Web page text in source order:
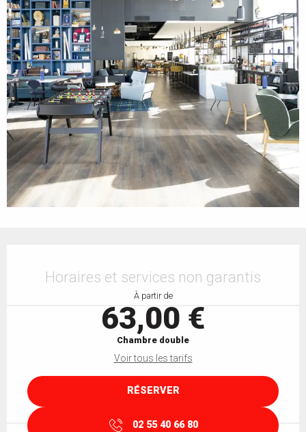
Horaires et services non garantis
À partir de
63,00 €
Chambre double
Voir tous les tarifs
RÉSERVER
02 55 40 66 80